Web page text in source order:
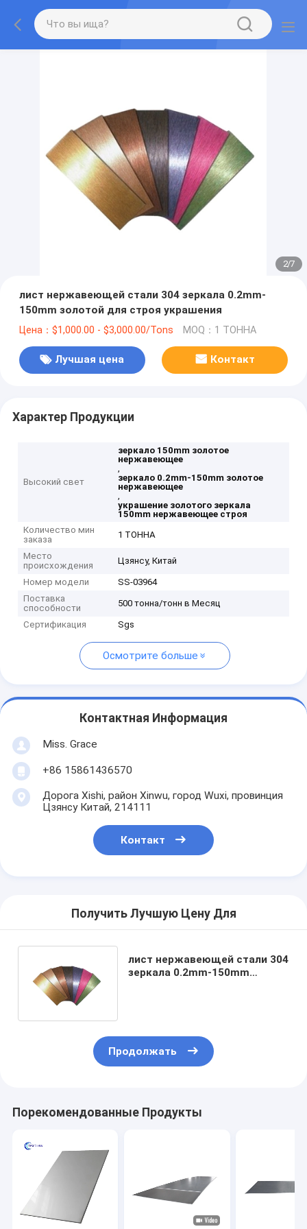
2/7
лист нержавеющей стали 304 зеркала 0.2mm-
150mm золотой для строя украшения
Цена：$1,000.00 - $3,000.00/Tons MOQ：1 ТОННА
Лучшая цена Контакт
Характер Продукции
Высокий свет
зеркало 150mm золотое
нержавеющее
,
зеркало 0.2mm-150mm золотое
нержавеющее
,
украшение золотого зеркала
150mm нержавеющее строя
Количество мин
заказа
1 ТОННА
Место
происхождения
Цзянсу, Китай
Номер модели
SS-03964
Поставка
способности
500 тонна/тонн в Месяц
Сертификация Sgs
Осмотрите больше
Контактная Информация
Miss. Grace
+86 15861436570
Дорога Xishi, район Xinwu, город Wuxi, провинция
Цзянсу Китай, 214111
Контакт
Получить Лучшую Цену Для
лист нержавеющей стали 304
зеркала 0.2mm-150mm
Продолжать
Порекомендованные Продукты